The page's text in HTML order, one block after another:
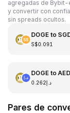
agregadas de Bybit-
y convertir con
sin spreads ocultos.
DOGE to
S$0.091
DOGE to AED
د.إ0.262
Pares de